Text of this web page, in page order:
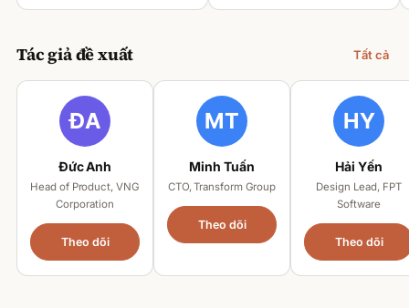
Tác giả đề xuất Tất cả
Đức Anh
Head of Product, VNG
Corporation
Theo dõi
Minh Tuấn
CTO, Transform Group
Theo dõi
Hải Yến
Design Lead, FPT
Software
Theo dõi